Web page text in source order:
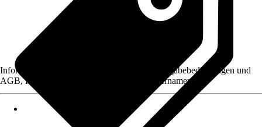
Informationen des Verkäufers, wie z. B. Rückgabebedingungen und
AGB, finden Sie bei Klick auf den Verkäufernamen.